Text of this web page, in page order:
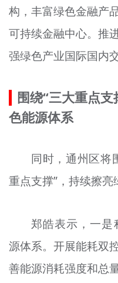
构，丰富绿色金融产
可持续金融中心。推
强绿色产业国际国内
围绕“三大重点
色能源体系
同时，通州区将
重点支撑”，持续擦亮
郑皓表示，一是
源体系。开展能耗双
善能源消耗强度和总